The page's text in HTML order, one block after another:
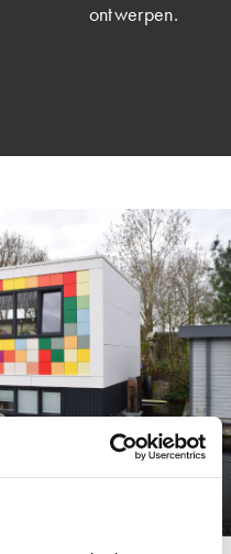
ontwerpen.